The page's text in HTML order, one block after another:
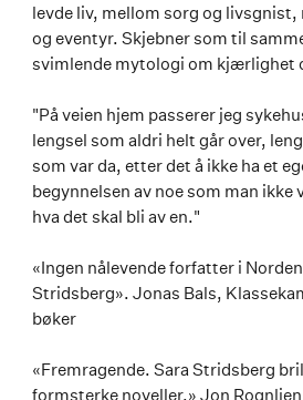
levde liv, mellom sorg og
og eventyr. Skjebner som til
svimlende mytologi om kjærlighet
"På veien hjem passerer jeg
lengsel som aldri helt går over,
som var da, etter det å ikke ha et
begynnelsen av noe som man ikke
hva det skal bli av en."
«Ingen nålevende forfatter i
Stridsberg». Jonas Bals,
bøker
«Fremragende. Sara Stridsberg
formsterke noveller.» Jon